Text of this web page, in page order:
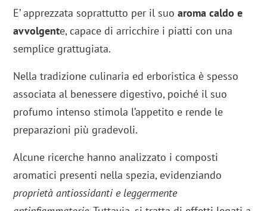
E’ apprezzata soprattutto per il suoaroma caldo e
avvolgente, capace di arricchire i piatti con una
semplice grattugiata.
Nella tradizione culinaria ed erboristica è spesso
associata al benessere digestivo, poiché il suo
profumo intenso stimola l’appetito e rende le
preparazioni più gradevoli.
Alcune ricerche hanno analizzato i composti
aromatici presenti nella spezia, evidenziando
proprietà antiossidanti e leggermente